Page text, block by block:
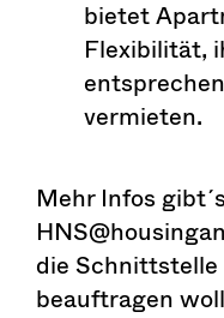
bietet
Flexibilität,
vermieten.
Mehr Infos
die
beauftragen